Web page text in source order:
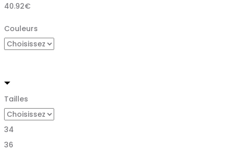
40.92€
Couleurs
Tailles
34
36